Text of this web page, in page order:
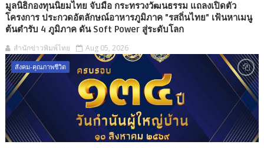
มูลนิธิกองทุนนิยมไทย จับมือ กระทรวงวัฒนธรรม แถลงเปิดตัว
โครงการ ประกวดอัตลักษณ์อาหารภูมิภาค "รสถิ่นไทย" เฟ้นหาเมนู
ต้นตำรับ 4 ภูมิภาค ดัน Soft Power สู่ระดับโลก
สำนักข่าวพิมพ์ไทย Aug 05, 2026
สังคม-คุณภาพชีวิต